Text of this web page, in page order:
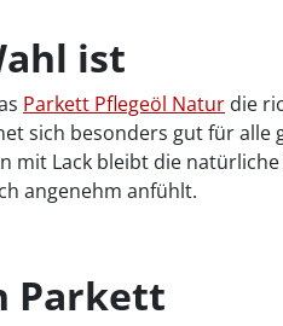
ist
Parkett Pflegeöl Natur die
sich besonders gut für
mit Lack bleibt die
angenehm anfühlt.
Parkett